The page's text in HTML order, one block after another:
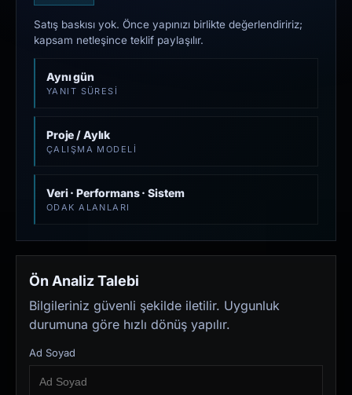
Satış baskısı yok. Önce yapınızı birlikte değerlendiririz;
kapsam netleşince teklif paylaşılır.
Aynı gün
YANIT SÜRESI
Proje / Aylık
ÇALIŞMA MODELI
Veri · Performans · Sistem
ODAK ALANLARI
Ön Analiz Talebi
Bilgileriniz güvenli şekilde iletilir. Uygunluk
durumuna göre hızlı dönüş yapılır.
Ad Soyad